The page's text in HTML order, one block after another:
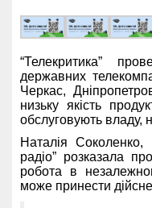
“Телекритика”
державних
Черкас,
низьку якість
обслуговують владу,
Наталія Соколенко,
радіо” розказала
робота в
може принести